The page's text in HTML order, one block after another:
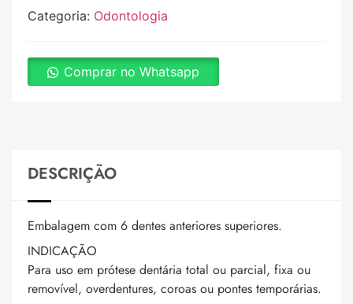
Categoria: Odontologia
Comprar no Whatsapp
DESCRIÇÃO
Embalagem com 6 dentes anteriores superiores.
INDICAÇÃO
Para uso em prótese dentária total ou parcial, fixa ou
removível, overdentures, coroas ou pontes temporárias.